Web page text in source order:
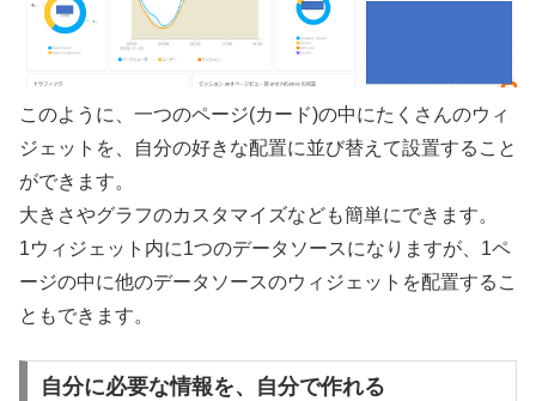
このように、一つのページ(カード)の中にたくさんのウィ
ジェットを、自分の好きな配置に並び替えて設置すること
ができます。
大きさやグラフのカスタマイズなども簡単にできます。
1ウィジェット内に1つのデータソースになりますが、1ペ
ージの中に他のデータソースのウィジェットを配置するこ
ともできます。
自分に必要な情報を、自分で作れる